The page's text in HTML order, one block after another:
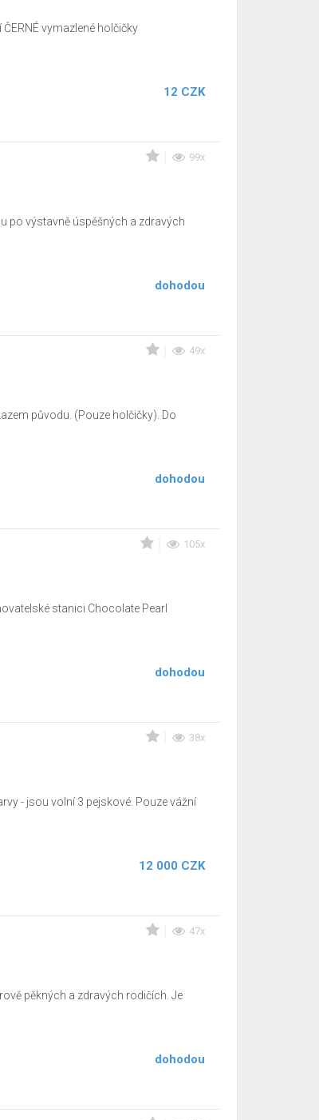
ČERNÉ vymazlené holčičky
12 CZK
99x
po výstavně úspěšných a zdravých
dohodou
49x
původu. (Pouze holčičky). Do
dohodou
105x
stanici Chocolate Pearl
dohodou
38x
- jsou volní 3 pejskové. Pouze vážní
12 000 CZK
47x
pěkných a zdravých rodičích. Je
dohodou